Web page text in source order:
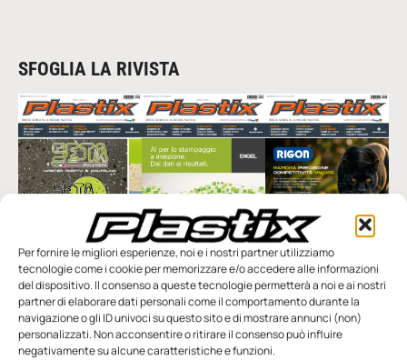
Per fornire le migliori esperienze, noi e i nostri partner utilizziamo
tecnologie come i cookie per memorizzare e/o accedere alle informazioni
del dispositivo. Il consenso a queste tecnologie permetterà a noi e ai nostri
partner di elaborare dati personali come il comportamento durante la
navigazione o gli ID univoci su questo sito e di mostrare annunci (non)
personalizzati. Non acconsentire o ritirare il consenso può influire
negativamente su alcune caratteristiche e funzioni.
SFOGLIA LA RIVISTA
n.5 - Giugno 2026 n.4 - Maggio 2026 n.3 - Aprile 2026
Edicola Web
Notizie da Meccanicanews